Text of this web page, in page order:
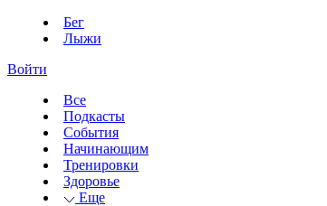
Бег
Лыжи
Войти
Все
Подкасты
События
Начинающим
Тренировки
Здоровье
Еще